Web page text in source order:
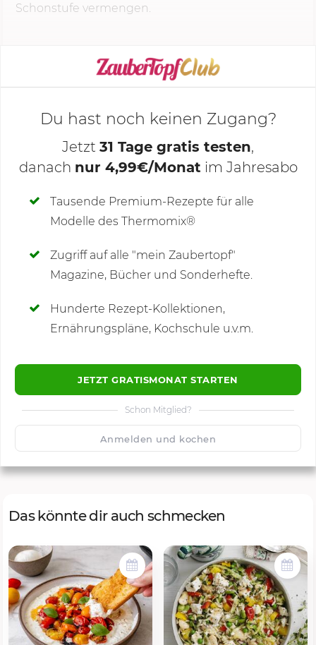
Schonstufe vermengen.
KOCHMODUS STARTEN
Deine Notizen
Du hast noch keinen Zugang?
Jetzt 31 Tage gratis testen,
danach nur 4,99€/Monat im Jahresabo
Tausende Premium-Rezepte für alle
Modelle des Thermomix®
Zugriff auf alle "mein Zaubertopf"
Magazine, Bücher und Sonderhefte.
Hunderte Rezept-Kollektionen,
Ernährungspläne, Kochschule u.v.m.
JETZT GRATISMONAT STARTEN
Schon Mitglied?
Anmelden und kochen
Kommentare
🙂 Speichern
Das könnte dir auch schmecken